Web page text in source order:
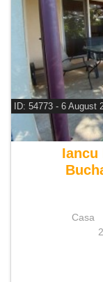
ID: 54773 - 6 August
De
Iancu
Casa